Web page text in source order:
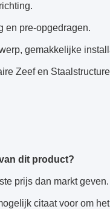
en pre-opgedragen.
gemakkelijke
Zeef en
dit product?
prijs dan markt geven.
citaat voor om